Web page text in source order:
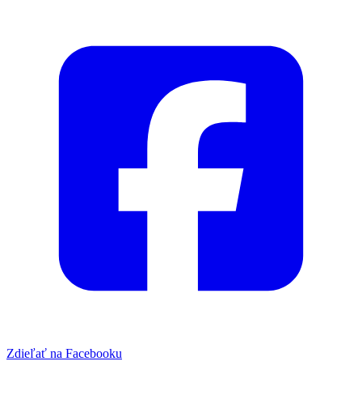
Zdieľať na Facebooku